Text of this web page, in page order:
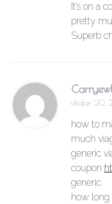
It’s on a
pretty
Superb
oktober 20,
how to
much
generic
coupon
generic
how long